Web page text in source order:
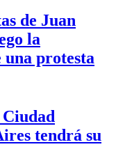
de Juan
la
protesta
tendrá su